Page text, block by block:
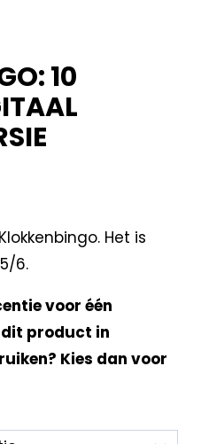
10
Het is
6.
voor één
product in
Kies dan voor